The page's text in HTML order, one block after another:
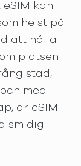
kan
helst på
att hålla
platsen
stad,
med
är eSIM-
smidig